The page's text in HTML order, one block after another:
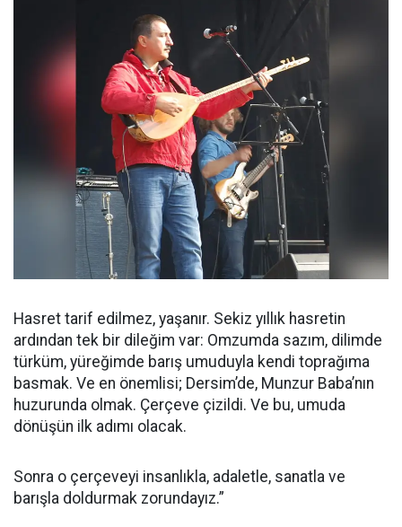
Hasret tarif edilmez, yaşanır. Sekiz yıllık hasretin
ardından tek bir dileğim var: Omzumda sazım, dilimde
türküm, yüreğimde barış umuduyla kendi toprağıma
basmak. Ve en önemlisi; Dersim’de, Munzur Baba’nın
huzurunda olmak. Çerçeve çizildi. Ve bu, umuda
dönüşün ilk adımı olacak.
Sonra o çerçeveyi insanlıkla, adaletle, sanatla ve
barışla doldurmak zorundayız.”